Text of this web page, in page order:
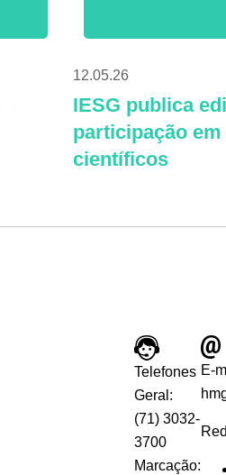
12.05.26
IESG publica
participação
científicos
Telefones
Geral:
(71) 3032-
3700
Marcação:
E-